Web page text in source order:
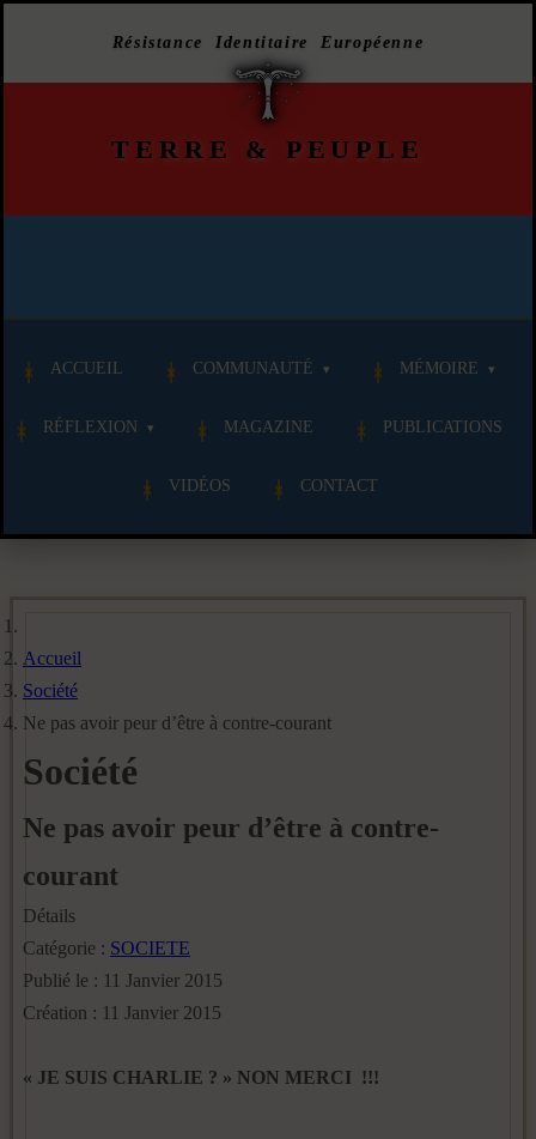
Résistance Identitaire Européenne
TERRE & PEUPLE
ACCUEIL COMMUNAUTÉ MÉMOIRE
RÉFLEXION MAGAZINE PUBLICATIONS
VIDÉOS CONTACT
Accueil
Société
Ne pas avoir peur d’être à contre-courant
Société
Ne pas avoir peur d’être à contre-
courant
Détails
Catégorie : SOCIETE
Publié le : 11 Janvier 2015
Création : 11 Janvier 2015
« JE SUIS CHARLIE ? » NON MERCI !!!